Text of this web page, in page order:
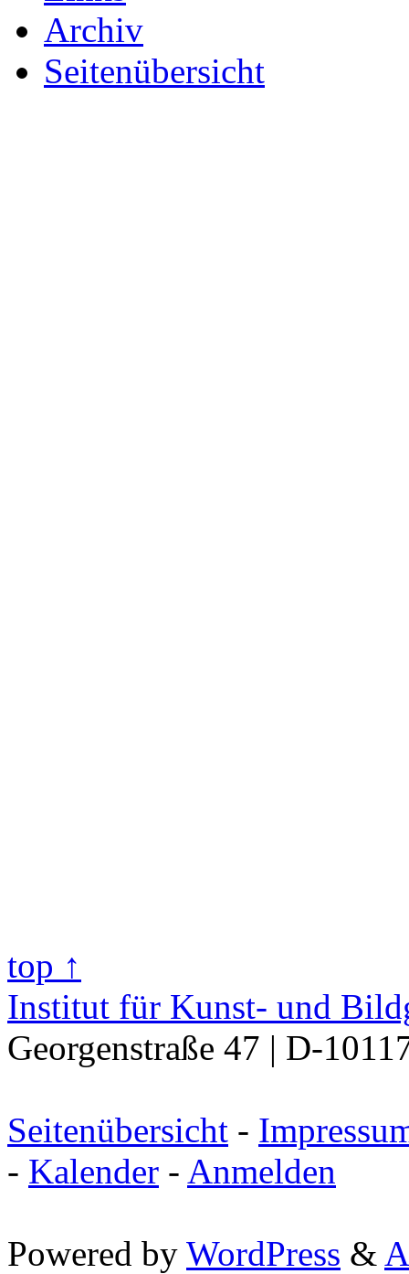
Archiv
Seitenübersicht
top ↑
Institut für Kunst- und
Georgenstraße 47 | D-
Seitenübersicht -
- Kalender - Anmelden
Powered by WordPress &